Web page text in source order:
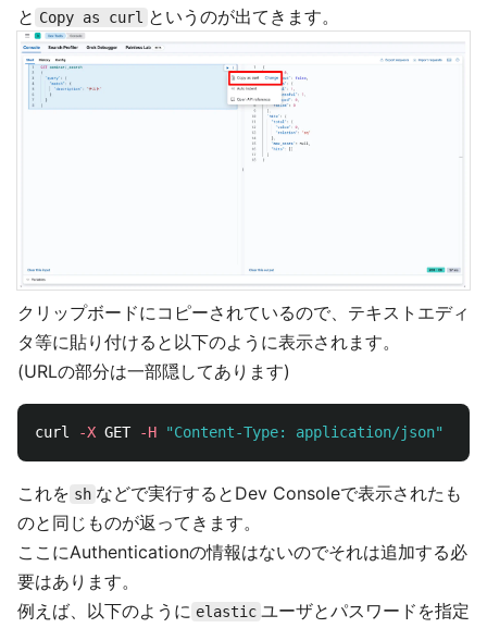
と Copy as curl というのが出てきます。
クリップボードにコピーされているので、テキストエディ
タ等に貼り付けると以下のように表示されます。
(URLの部分は一部隠してあります)
curl -X GET -H "Content-Type: application/json"
これを sh などで実行するとDev Consoleで表示されたも
のと同じものが返ってきます。
ここにAuthenticationの情報はないのでそれは追加する必
要はあります。
例えば、以下のように elastic ユーザとパスワードを指定